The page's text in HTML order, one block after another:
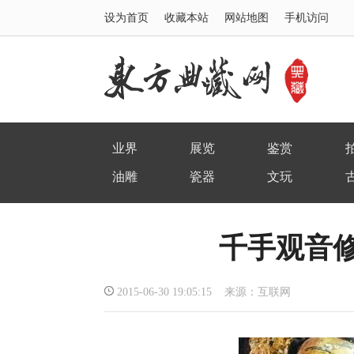
设为首页 收藏本站 网站地图 手机访问
业界 展览 鉴赏
油雕 瓷器 文玩
千手观音
2015-06-30 19:05:15 来源：互联网